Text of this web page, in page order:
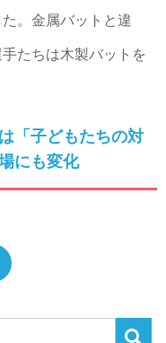
。金属バットと違
たちは木製バットを
「子どもたちの対
にも変化